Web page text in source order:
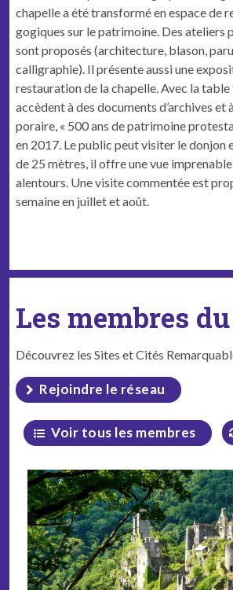
chapelle a été trans­for­mé en espace de
gogiques sur le pat­ri­moine. Des ate­liers
sont pro­posés (archi­tec­ture, bla­son,
cal­ligra­phie). Il présente aus­si une
restau­ra­tion de la chapelle. Avec la
accè­dent à des doc­u­ments d’archives et
po­raire, « 500 ans de pat­ri­moine
en 2017. Le pub­lic peut vis­iter le don­jon
de 25 mètres, il offre une vue
alentours. Une vis­ite com­men­tée est
semaine en juil­let et août.
Les membres
Découvrez les Sites et Cités
Rejoindre le réseau
Voir tous les membres